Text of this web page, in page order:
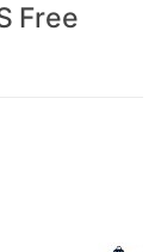
Free